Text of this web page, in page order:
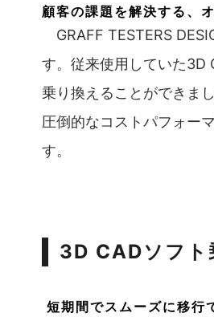
顧客の課題を解決する、
GRAFF TESTERS
す。従来使用していた3D
乗り換えることができま
圧倒的なコストパフォー
す。
3D CADソフト
短期間でスムーズに移行